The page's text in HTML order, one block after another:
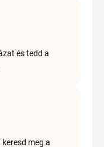
és tedd a
meg a